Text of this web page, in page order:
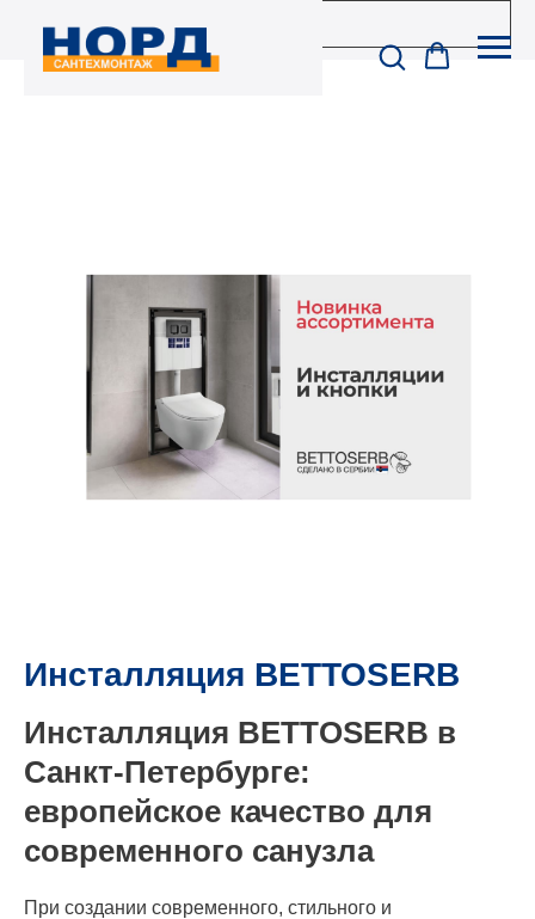
Инсталляция BETTOSERB
Инсталляция BETTOSERB в
Санкт-Петербурге:
европейское качество для
современного санузла
При создании современного, стильного и